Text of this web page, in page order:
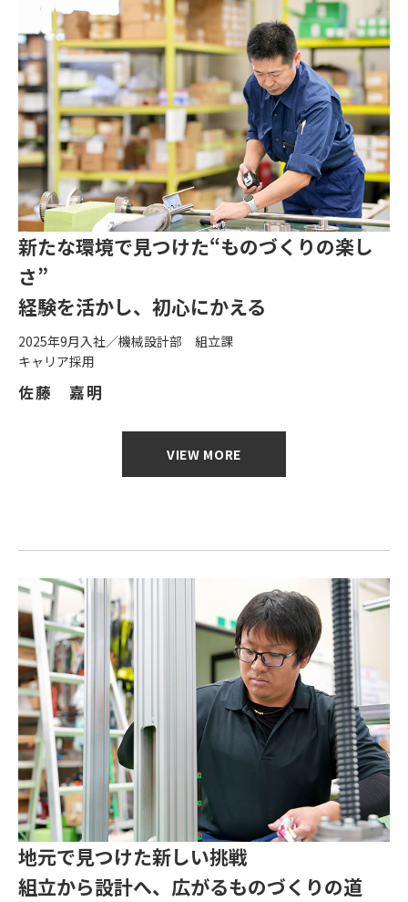
新たな環境で見つけた“ものづくりの楽し
さ”
経験を活かし、初心にかえる
2025年9月入社／機械設計部 組立課
キャリア採用
佐藤 嘉明
VIEW MORE
地元で見つけた新しい挑戦
組立から設計へ、広がるものづくりの道